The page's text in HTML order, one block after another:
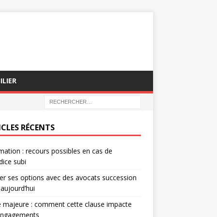
RÉCENTS
: recours possibles en cas de
subi
ses options avec des avocats succession
majeure : comment cette clause impacte